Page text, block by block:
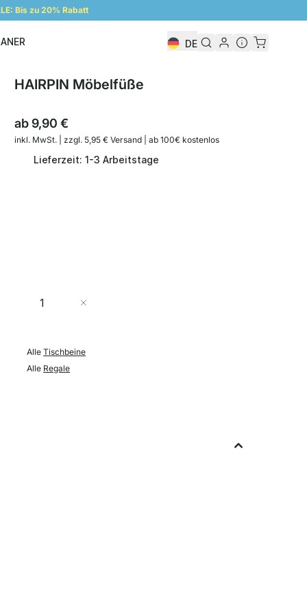
Bis zu 20% Rabatt
DE
HAIRPIN Möbelfüße
ab9,90 €
inkl. MwSt. | zzgl. 5,95 € Versand | ab 100€ kostenlos
Lieferzeit: 1-3 Arbeitstage
Menge
AlleTischbeine
Alle Regale